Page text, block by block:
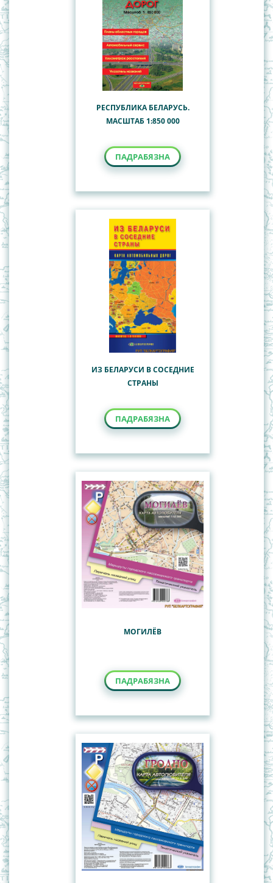
РЕСПУБЛИКА БЕЛАРУСЬ.
МАСШТАБ 1:850 000
ПАДРАБЯЗНА
ИЗ БЕЛАРУСИ В СОСЕДНИЕ
СТРАНЫ
ПАДРАБЯЗНА
МОГИЛЁВ
ПАДРАБЯЗНА